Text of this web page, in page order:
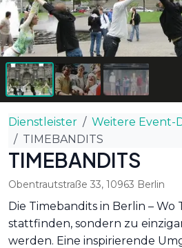
Dienstleister Weitere Event-
TIMEBANDITS
TIMEBANDITS
Obentrautstraße 33, 10963 Berlin
Die Timebandits in Berlin –
stattfinden, sondern zu
werden. Eine inspirierende